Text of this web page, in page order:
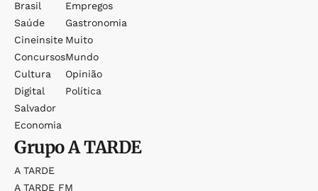
Brasil
Saúde
Cineinsite
Concursos
Cultura
Digital
Salvador
Economia
Empregos
Gastronomia
Muito
Mundo
Opinião
Política
GrupoA TARDE
A TARDE
A TARDE FM